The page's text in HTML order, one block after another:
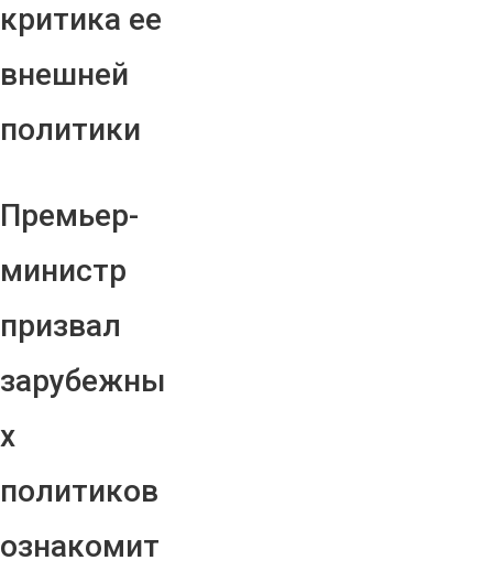
критика ее
внешней
политики
Премьер-
министр
призвал
зарубежны
х
политиков
ознакомит